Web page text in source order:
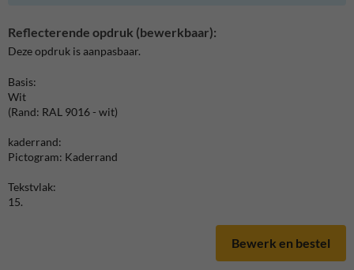
Reflecterende opdruk (bewerkbaar):
Deze opdruk is aanpasbaar.
Basis:
Wit
(Rand: RAL 9016 - wit)
kaderrand:
Pictogram: Kaderrand
Tekstvlak:
15.
Bewerk en bestel